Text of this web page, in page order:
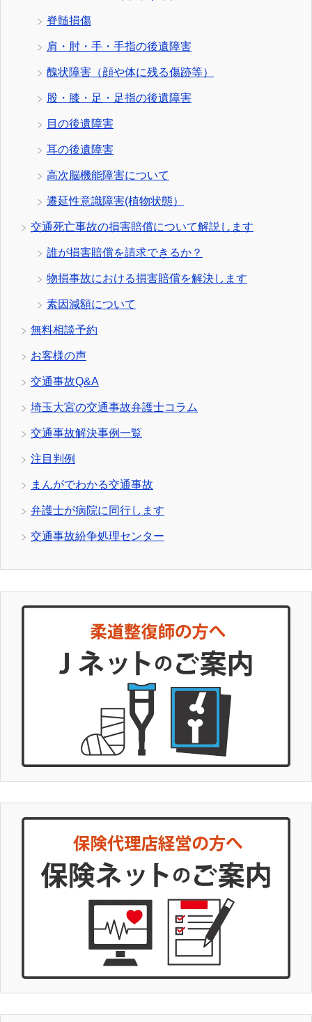
脊髄損傷
肩・肘・手・手指の後遺障害
醜状障害（顔や体に残る傷跡等）
股・膝・足・足指の後遺障害
目の後遺障害
耳の後遺障害
高次脳機能障害について
遷延性意識障害(植物状態）
交通死亡事故の損害賠償について解説します
誰が損害賠償を請求できるか？
物損事故における損害賠償を解決します
素因減額について
無料相談予約
お客様の声
交通事故Q&A
埼玉大宮の交通事故弁護士コラム
交通事故解決事例一覧
注目判例
まんがでわかる交通事故
弁護士が病院に同行します
交通事故紛争処理センター